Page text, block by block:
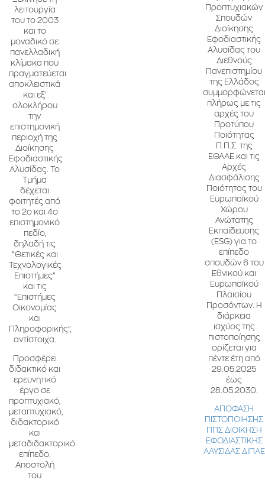
λειτουργία
του το 2003
και το
μοναδικό σε
πανελλαδική
κλίμακα που
πραγματεύεται
αποκλειστικά
και εξ’
ολοκλήρου
την
επιστημονική
περιοχή της
Διοίκησης
Εφοδιαστικής
Αλυσίδας. Το
Τμήμα
δέχεται
φοιτητές από
το 2ο και 4ο
επιστημονικό
πεδίο,
δηλαδή τις
“Θετικές και
Τεχνολογικές
Επιστήμες”
και τις
“Επιστήμες
Οικονομίας
και
Πληροφορικής”,
αντίστοιχα.
Προσφέρει
διδακτικό και
ερευνητικό
έργο σε
προπτυχιακό,
μεταπτυχιακό,
διδακτορικό
και
μεταδιδακτορικό
επίπεδο.
Αποστολή
του
Προπτυχιακών
Σπουδών
Διοίκησης
Εφοδιαστικής
Αλυσίδας του
Διεθνούς
Πανεπιστημίου
της Ελλάδος
πλήρως με τις
αρχές του
Προτύπου
Ποιότητας
Π.Π.Σ. της
ΕΘΑΑΕ και τις
Αρχές
Διασφάλισης
Ποιότητας του
Ευρωπαϊκού
Χώρου
Ανώτατης
Εκπαίδευσης
(ESG) για το
επίπεδο
σπουδών 6 του
Εθνικού και
Ευρωπαϊκού
Πλαισίου
Προσόντων. Η
διάρκεια
ισχύος της
πιστοποίησης
ορίζεται για
πέντε έτη από
29.05.2025
έως
28.05.2030.
ΑΠΟΦΑΣΗ
ΠΙΣΤΟΠΟΙΗΣΗΣ
ΠΠΣ ΔΙΟΙΚΗΣΗ
ΕΦΟΔΙΑΣΤΙΚΗΣ
ΑΛΥΣΙΔΑΣ ΔΙΠΑΕ